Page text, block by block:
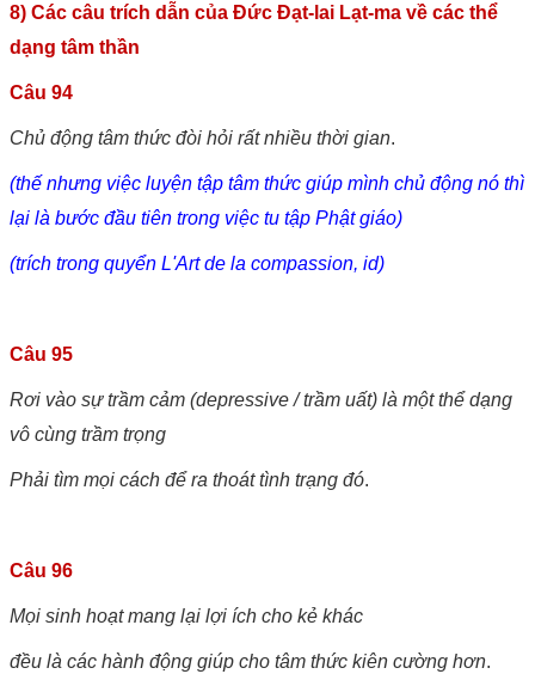
8) Các câu trích dẫn của Đức Đạt-lai Lạt-ma về các thể
dạng tâm thần
Câu 94
Chủ động tâm thức đòi hỏi rất nhiều thời gian.
(thế nhưng việc luyện tập tâm thức giúp mình chủ động nó thì
lại là bước đầu tiên trong việc tu tập Phật giáo)
(trích trong quyển L'Art de la compassion, id)
Câu 95
Rơi vào sự trầm cảm (depressive / trầm uất) là một thể dạng
vô cùng trầm trọng
Phải tìm mọi cách để ra thoát tình trạng đó.
Câu 96
Mọi sinh hoạt mang lại lợi ích cho kẻ khác
đều là các hành động giúp cho tâm thức kiên cường hơn.